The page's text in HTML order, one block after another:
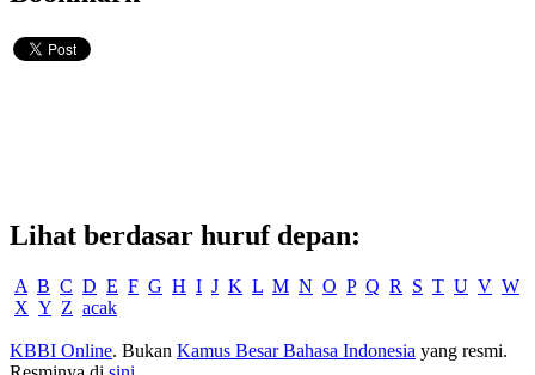
Lihat berdasar huruf depan:
A B C D E F G H I J K L M N O P Q R S T U V W
X Y Z acak
KBBI Online. Bukan Kamus Besar Bahasa Indonesia yang resmi.